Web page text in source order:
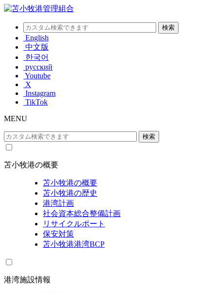
English
中文版
한국어
русский
Youtube
X
Instagram
TikTok
MENU
苫小牧港の概要
苫小牧港の概要
苫小牧港の歴史
港湾計画
社会資本総合整備計画
リサイクルポート
保安対策
苫小牧港港湾BCP
港湾施設情報